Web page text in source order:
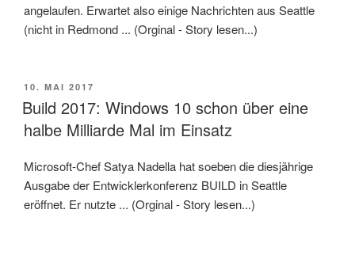
angelaufen. Erwartet also einige Nachrichten aus Seattle
(nicht in Redmond ... (Orginal - Story lesen...)
VERÖFFENTLICHT
AM
10. MAI 2017
Build 2017: Windows 10 schon über eine
halbe Milliarde Mal im Einsatz
Microsoft-Chef Satya Nadella hat soeben die diesjährige
Ausgabe der Entwicklerkonferenz BUILD in Seattle
eröffnet. Er nutzte ... (Orginal - Story lesen...)